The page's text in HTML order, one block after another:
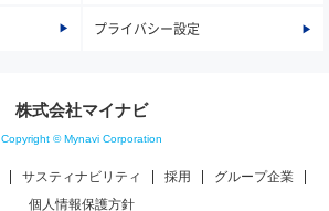
プライバシー設定
株式会社マイナビ
Copyright © Mynavi Corporation
サスティナビリティ 採用
グループ企業
個人情報保護方針